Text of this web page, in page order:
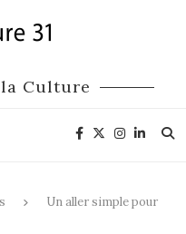
Culture
Un aller simple pour